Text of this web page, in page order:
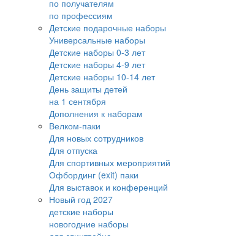
по получателям
по профессиям
Детские подарочные наборы
Универсальные наборы
Детские наборы 0-3 лет
Детские наборы 4-9 лет
Детские наборы 10-14 лет
День защиты детей
на 1 сентября
Дополнения к наборам
Велком-паки
Для новых сотрудников
Для отпуска
Для спортивных мероприятий
Офбординг (exit) паки
Для выставок и конференций
Новый год 2027
детские наборы
новогодние наборы